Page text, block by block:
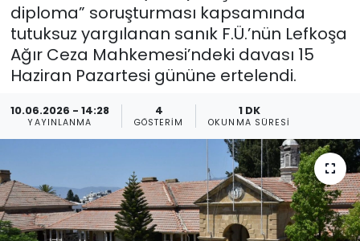
diploma” soruşturması kapsamında
tutuksuz yargılanan sanık F.Ü.’nün Lefkoşa
Ağır Ceza Mahkemesi’ndeki davası 15
Haziran Pazartesi gününe ertelendi.
10.06.2026 - 14:28
YAYINLANMA
4
GÖSTERIM
1 DK
OKUNMA SÜRESI
Güncel
Gündem
KKTC
KKTC YEREL SEÇİM 2018
Kültür Sanat
Magazin